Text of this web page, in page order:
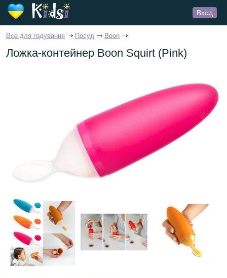
Вход
Все для годування Посуд Boon
Ложка-контейнер Boon Squirt (Pink)